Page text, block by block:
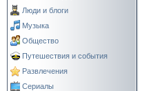
Люди и блоги
Музыка
Общество
Путешествия и события
Развлечения
Сериалы